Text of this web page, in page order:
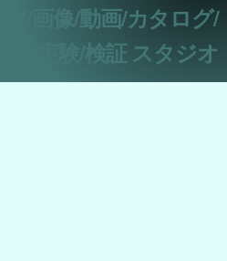
画像/動画/カタログ/
実験/検証 スタジオ